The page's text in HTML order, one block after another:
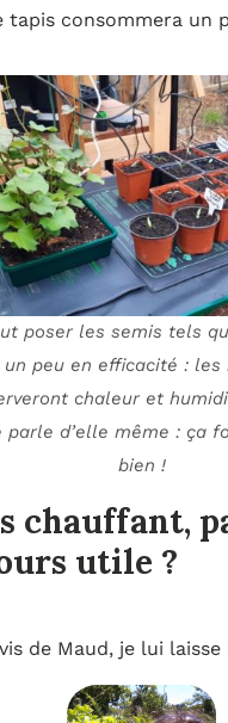
tapis consommera un
poser les semis tels
un peu en efficacité : les
chaleur et
parle d’elle même : ça
bien !
chauffant,
utile ?
de Maud, je lui